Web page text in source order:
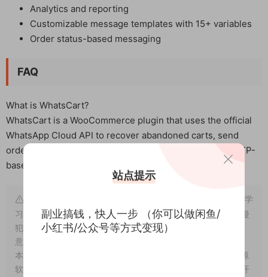
Analytics and reporting
Customizable message templates with 15+ variables
Order status-based messaging
FAQ
What is WhatsCart?
WhatsCart is a WooCommerce plugin that uses the official
WhatsApp Cloud API to recover abandoned carts, send
order notifications, provide a chat widget, and enable OTP-
based login.
声明：本站所有资源均为互联网收集而来和网友投稿，仅供学
习交流使用，如资源适合请购买正版体验更完善的服务；如有侵
犯到您的权益，可联系我们删除，给您带来的不便我们深表歉
意。
本站分享的WordPress主题/插件均遵循
（开源
软件）。相关介绍资料仅供参考，实际版本可能因版本迭代或开
站点提示
副业搞钱，快人一步 （你可以做闲鱼/
小红书/公众号等方式变现）